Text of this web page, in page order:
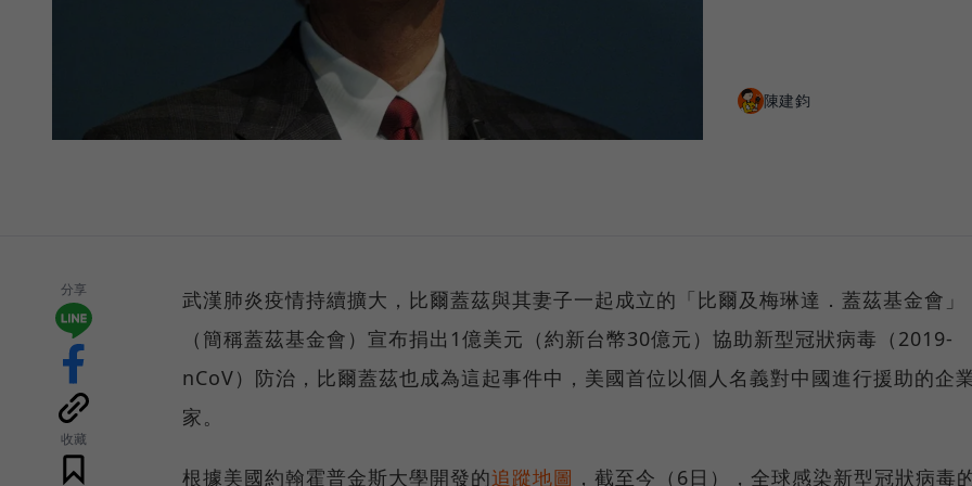
陳建鈞
分享
收藏
武漢肺炎疫情持續擴大，比爾蓋茲與其妻子一起成立的「比爾及梅琳達．蓋茲基金會」
（簡稱蓋茲基金會）宣布捐出1億美元（約新台幣30億元）協助新型冠狀病毒（2019-
nCoV）防治，比爾蓋茲也成為這起事件中，美國首位以個人名義對中國進行援助的企
家。
根據美國約翰霍普金斯大學開發的追蹤地圖 ，截至今（6日），全球感染新型冠狀病毒